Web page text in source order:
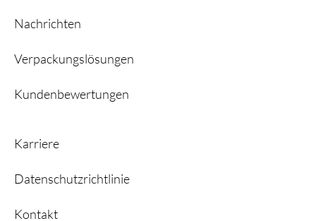
Nachrichten
Verpackungslösungen
Kundenbewertungen
Karriere
Datenschutzrichtlinie
Kontakt